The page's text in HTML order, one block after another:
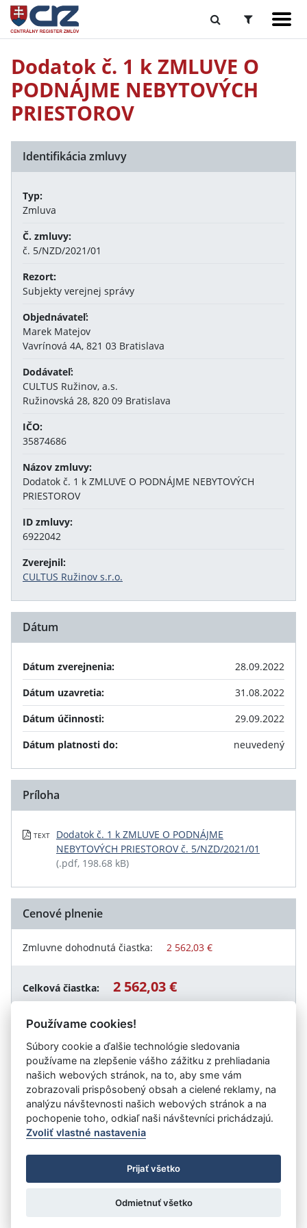
Dodatok č. 1 k ZMLUVE O
PODNÁJME NEBYTOVÝCH
PRIESTOROV
Identifikácia zmluvy
Typ:
Zmluva
Č. zmluvy:
č. 5/NZD/2021/01
Rezort:
Subjekty verejnej správy
Objednávateľ:
Marek Matejov
Vavrínová 4A, 821 03 Bratislava
Dodávateľ:
CULTUS Ružinov, a.s.
Ružinovská 28, 820 09 Bratislava
IČO:
35874686
Názov zmluvy:
Dodatok č. 1 k ZMLUVE O PODNÁJME NEBYTOVÝCH
PRIESTOROV
ID zmluvy:
6922042
Zverejnil:
CULTUS Ružinov s.r.o.
Dátum
Dátum zverejnenia:
28.09.2022
Dátum uzavretia:
31.08.2022
Dátum účinnosti:
29.09.2022
Dátum platnosti do:
neuvedený
Príloha
TEXT
Dodatok č. 1 k ZMLUVE O PODNÁJME
NEBYTOVÝCH PRIESTOROV č. 5/NZD/2021/01
(.pdf, 198.68 kB)
Cenové plnenie
Zmluvne dohodnutá čiastka: 2 562,03 €
Celková čiastka: 2 562,03 €
Návrat späť
Vystavil:CULTUS Ružinov s.r.o.
Úrad vlády SR
- Všetky práva vyhradené
Prehlásenie o prístupnosti
Zmluvy do 31.12.2010
Nastavenia cookies
: Aglo Solutions
Používame cookies!
Súbory cookie a ďalšie technológie sledovania
používame na zlepšenie vášho zážitku z prehliadania
našich webových stránok, na to, aby sme vám
zobrazovali prispôsobený obsah a cielené reklamy, na
analýzu návštevnosti našich webových stránok a na
pochopenie toho, odkiaľ naši návštevníci prichádzajú.
Zvoliť vlastné nastavenia
Prijať všetko
Odmietnuť všetko